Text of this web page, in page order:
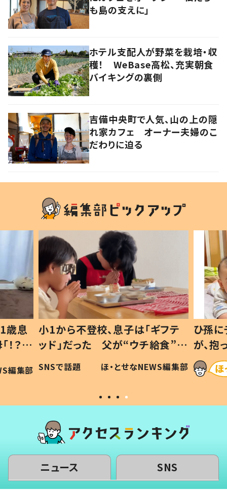
も島の支えに」
ホテル支配人が野菜を栽培・収
穫！ WeBase高松、充実朝食
バイキングの裏側
吉備中央町で人気、山の上の隠
れ家カフェ オーナー夫婦のこ
だわりに迫る
歳息
？」
編集部
小1から不登校、息子は「ギフテ
ッド」だった 父が“ウチ給食”を
作り続ける理由とは #令和の親
#令和の子
SNSで話題 ほ・とせなNEWS編集部
ひ孫
が、
「涙が
い」
ニュース SNS